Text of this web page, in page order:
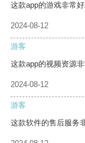
这款app的游戏非常
2024-08-12
游客
这款app的视频资源
2024-08-12
游客
这款软件的售后服务